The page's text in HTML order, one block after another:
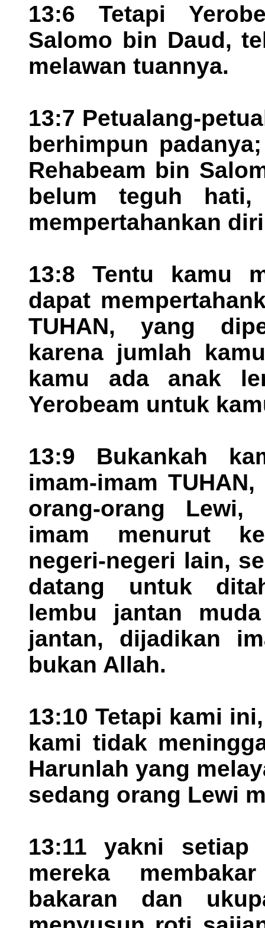
13:6 Tetapi
Salomo bin Daud,
melawan tuannya.
13:7 Petualang-
berhimpun
Rehabeam bin
belum teguh
mempertahankan
13:8 Tentu kamu
dapat
TUHAN, yang
karena jumlah
kamu ada anak
Yerobeam untuk
13:9 Bukankah
imam-imam
orang-orang Lewi,
imam menurut
negeri-negeri lain,
datang untuk
lembu jantan
jantan, dijadikan
bukan Allah.
13:10 Tetapi kami
kami tidak
Harunlah yang
sedang orang Lewi
13:11 yakni
mereka
bakaran dan